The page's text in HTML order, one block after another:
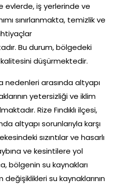
evlerde, iş yerlerinde ve
sınırlanmakta, temizlik ve
Bu durum, bölgedeki
düşürmektedir.
nedenleri arasında altyapı
yetersizliği ve iklim
Rize Fındıklı ilçesi,
altyapı sorunlarıyla karşı
sızıntılar ve hasarlı
ve kesintilere yol
bölgenin su kaynakları
su kaynaklarının